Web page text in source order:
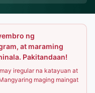
ng
at maraming
Pakitandaan!
iregular na katayuan at
maging maingat